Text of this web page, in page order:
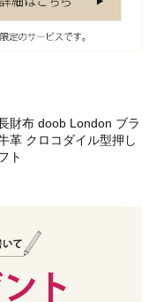
財布 doob London ブラ
革 クロコダイル型押し
ト